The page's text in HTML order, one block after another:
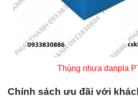
Thùng nhựa danpla PT
Chính sách ưu đãi với